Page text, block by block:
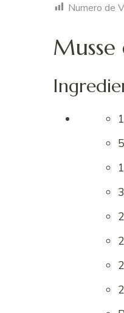
Numero de